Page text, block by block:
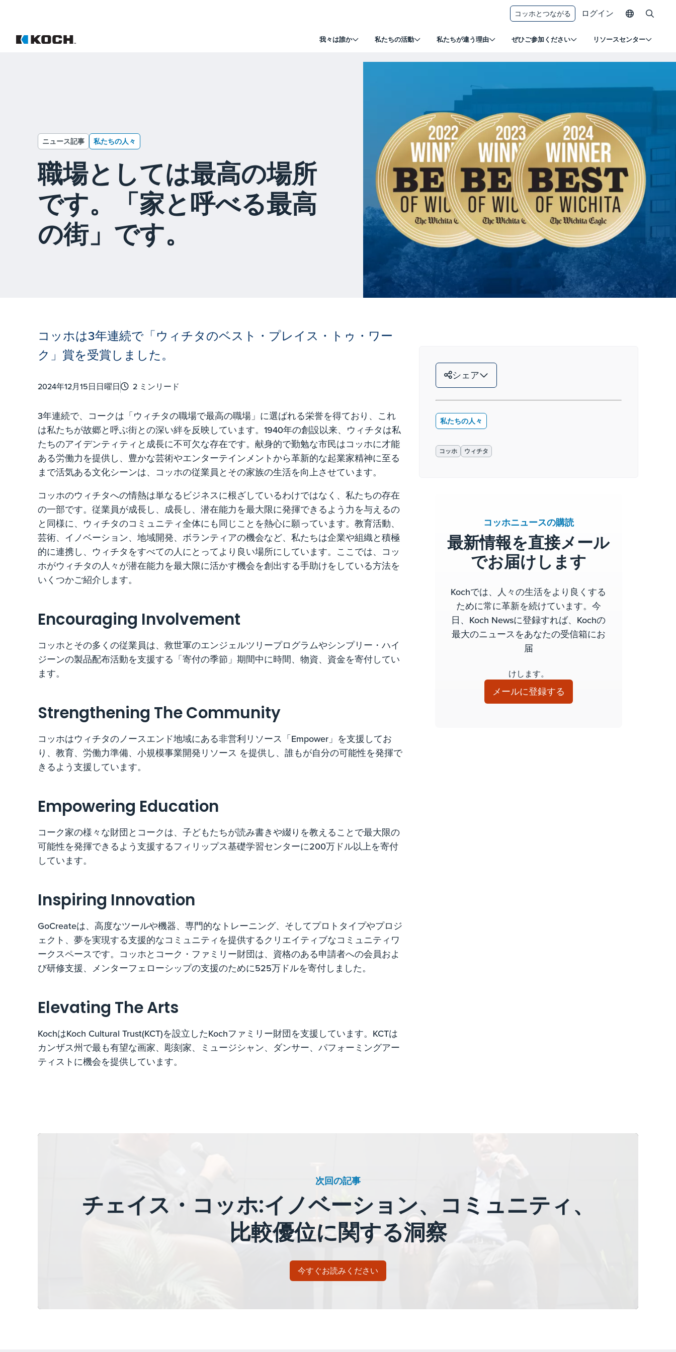
我々は誰か 私たちの活動 私たちが違う理由 ぜひご参加ください リソースセンター
コッホとつながる ログイン
ニュース記事 私たちの人々
職場としては最高の場所
です。「家と呼べる最高
の街」です。
コッホは3年連続で「ウィチタのベスト・プレイス・トゥ・ワー
ク」賞を受賞しました。
2024年12月15日日曜日 2 ミンリード
3年連続で、コークは「ウィチタの職場で最高の職場」に選ばれる栄誉を得ており、これ
は私たちが故郷と呼ぶ街との深い絆を反映しています。1940年の創設以来、ウィチタは私
たちのアイデンティティと成長に不可欠な存在です。献身的で勤勉な市民はコッホに才能
ある労働力を提供し、豊かな芸術やエンターテインメントから革新的な起業家精神に至る
まで活気ある文化シーンは、コッホの従業員とその家族の生活を向上させています。
コッホのウィチタへの情熱は単なるビジネスに根ざしているわけではなく、私たちの存在
の一部です。従業員が成長し、成長し、潜在能力を最大限に発揮できるよう力を与えるの
と同様に、ウィチタのコミュニティ全体にも同じことを熱心に願っています。教育活動、
芸術、イノベーション、地域開発、ボランティアの機会など、私たちは企業や組織と積極
的に連携し、ウィチタをすべての人にとってより良い場所にしています。ここでは、コッ
ホがウィチタの人々が潜在能力を最大限に活かす機会を創出する手助けをしている方法を
いくつかご紹介します。
Encouraging Involvement
コッホとその多くの従業員は、救世軍のエンジェルツリープログラムやシンプリー・ハイ
ジーンの製品配布活動を支援する「寄付の季節」期間中に時間、物資、資金を寄付してい
ます。
Strengthening The Community
コッホはウィチタのノースエンド地域にある非営利リソース「Empower」を支援してお
り、教育、労働力準備、小規模事業開発リソース を提供し、誰もが自分の可能性を発揮で
きるよう支援しています。
Empowering Education
コーク家の様々な財団とコークは、子どもたちが読み書きや綴りを教えることで最大限の
可能性を発揮できるよう支援するフィリップス基礎学習センターに200万ドル以上を寄付
しています。
Inspiring Innovation
GoCreateは、高度なツールや機器、専門的なトレーニング、そしてプロトタイプやプロジ
ェクト、夢を実現する支援的なコミュニティを提供するクリエイティブなコミュニティワ
ークスペースです。コッホとコーク・ファミリー財団は、資格のある申請者への会員およ
び研修支援、メンターフェローシップの支援のために525万ドルを寄付しました。
Elevating The Arts
KochはKoch Cultural Trust(KCT)を設立したKochファミリー財団を支援しています。KCTは
カンザス州で最も有望な画家、彫刻家、ミュージシャン、ダンサー、パフォーミングアー
ティストに機会を提供しています。
シェア
私たちの人々
コッホ ウィチタ
コッホニュースの購読
最新情報を直接メール
でお届けします
Kochでは、人々の生活をより良くする
ために常に革新を続けています。今
日、Koch Newsに登録すれば、Kochの
最大のニュースをあなたの受信箱にお
届
けします。
メールに登録する
次回の記事
チェイス・コッホ:イノベーション、コミュニティ、
比較優位に関する洞察
今すぐお読みください